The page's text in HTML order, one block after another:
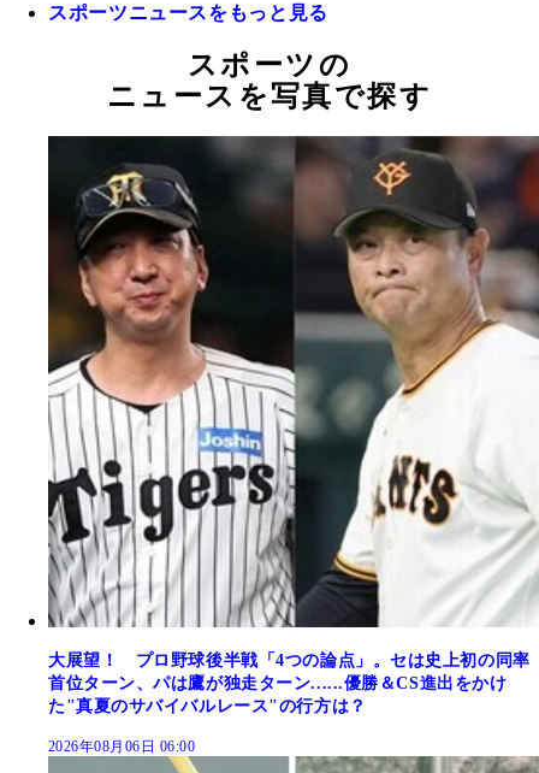
スポーツニュースをもっと見る
スポーツの
ニュースを写真で探す
大展望！ プロ野球後半戦「4つの論点」。セは史上初の同率
首位ターン、パは鷹が独走ターン......優勝＆CS進出をかけ
た"真夏のサバイバルレース"の行方は？
2026年08月06日 06:00